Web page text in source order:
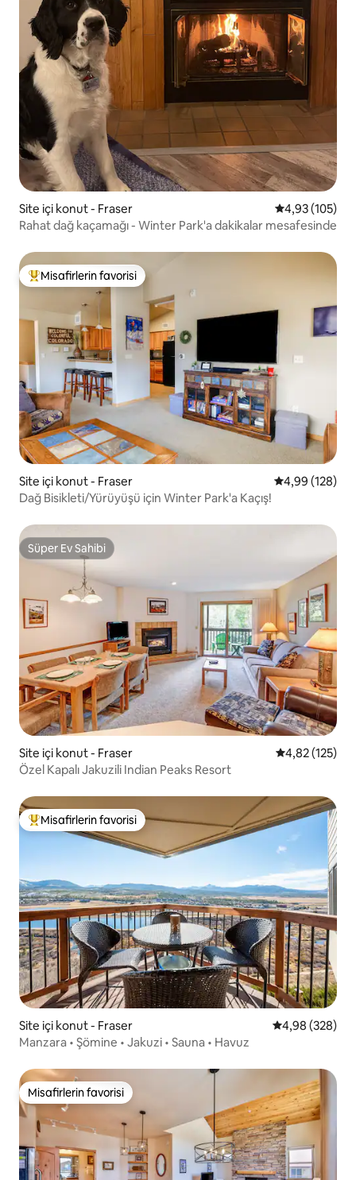
Site içi konut - Fraser 5 üzerinden
4,93 (105)
Rahat dağ kaçamağı - Winter Park'a dakikalar mesafesinde
Misafirlerin favorilerinden en beğenilenler arasında
Misafirlerin favorisi
Site içi konut - Fraser 5 üzerinden
4,99 (128)
Dağ Bisikleti/Yürüyüşü için Winter Park'a Kaçış!
Süper Ev Sahibi
Süper Ev Sahibi
Site içi konut - Fraser 5 üzerinden
4,82 (125)
Özel Kapalı Jakuzili Indian Peaks Resort
Misafirlerin favorilerinden en beğenilenler arasında
Misafirlerin favorisi
Site içi konut - Fraser 5 üzerinden
4,98 (328)
Manzara • Şömine • Jakuzi • Sauna • Havuz
Misafirlerin favorisi
Misafirlerin favorisi